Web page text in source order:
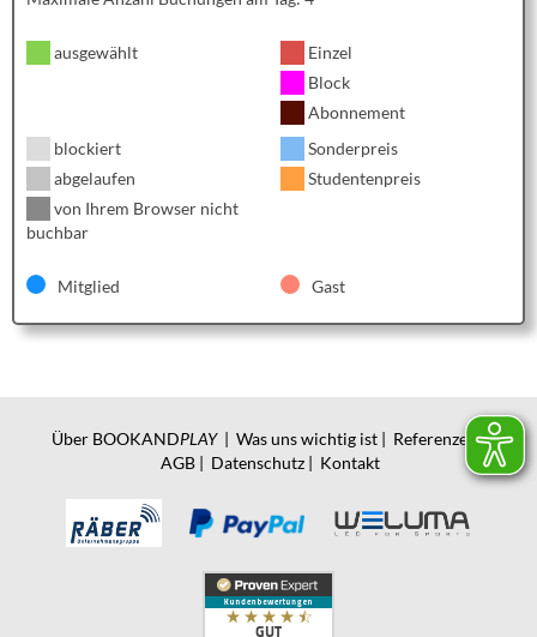
ausgewählt
Einzel
Block
Abonnement
blockiert
abgelaufen
von Ihrem Browser nicht
buchbar
Sonderpreis
Studentenpreis
Mitglied Gast
Über BOOKANDPLAY| Was uns wichtig ist | Referenzen|
AGB | Datenschutz | Kontakt